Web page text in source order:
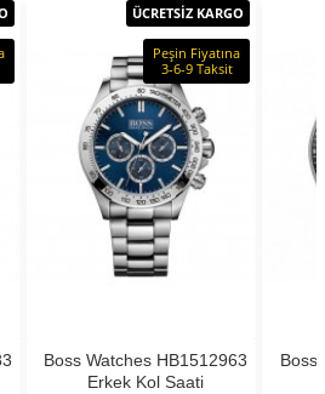
ÜCRETSİZ KARGO
Peşin Fiyatına
3-6-9 Taksit
Boss Watches HB1512963
Erkek Kol Saati
Boss